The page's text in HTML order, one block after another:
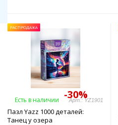
РАСПРОДАЖА
-30%
Есть в наличии Арт.: YZ1901
Пазл Yazz 1000 деталей:
Танец у озера